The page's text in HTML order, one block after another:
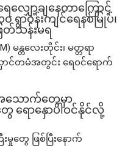
ျှော့ချနေတာကြောင့်
ရွာဝန်းကျင်ရေနစ်မြုပ်၊
တ်သန်းမရ
မန္တလေးတိုင်း၊ မတ္တရာ
င်တမံအတွင်း ရေဝင်ရောက်
သောက်တွေမှာ
ရောနှောပါဝင်နိုင်လို့
မှုတွေ ဖြစ်ပြီးနောက်